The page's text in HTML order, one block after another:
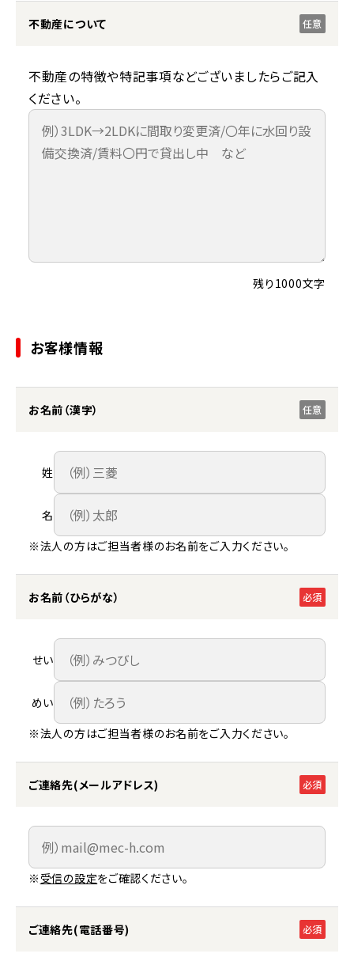
不動産について 任意
不動産の特徴や特記事項などございましたらご記入
ください。
残り1000文字
お客様情報
お名前（漢字） 任意
姓
名
※法人の方はご担当者様のお名前をご入力ください。
お名前（ひらがな） 必須
せい
めい
※法人の方はご担当者様のお名前をご入力ください。
ご連絡先(メールアドレス) 必須
※ 受信の設定をご確認ください。
ご連絡先(電話番号) 必須